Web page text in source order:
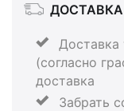
ДОСТАВКА
Доставка
(согласно
доставка
Забрать